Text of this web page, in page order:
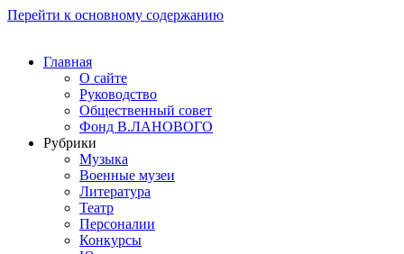
Перейти к основному содержанию
Главная
О сайте
Руководство
Общественный совет
Фонд В.ЛАНОВОГО
Рубрики
Музыка
Военные музеи
Литература
Театр
Персоналии
Конкурсы